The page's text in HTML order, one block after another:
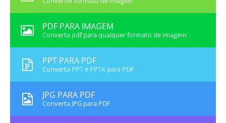
PDF PARA IMAGEM
Converta pdf para qualquer formato de imagem
PPT PARA PDF
Converta PPT e PPTX para PDF
JPG PARA PDF
Converta JPG para PDF